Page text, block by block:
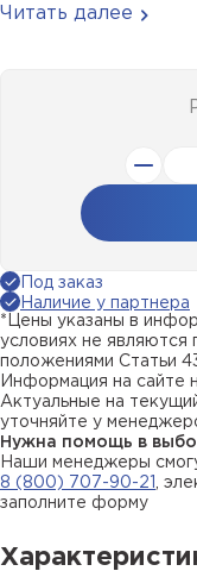
Читать далее
Под заказ
Наличие у партнера
*Цены указаны в
условиях не являются
положениями Статьи
Информация на сайте
Актуальные на
уточняйте у
Нужна помощь в
Наши менеджеры
8 (800) 707-90-21
,
заполните форму